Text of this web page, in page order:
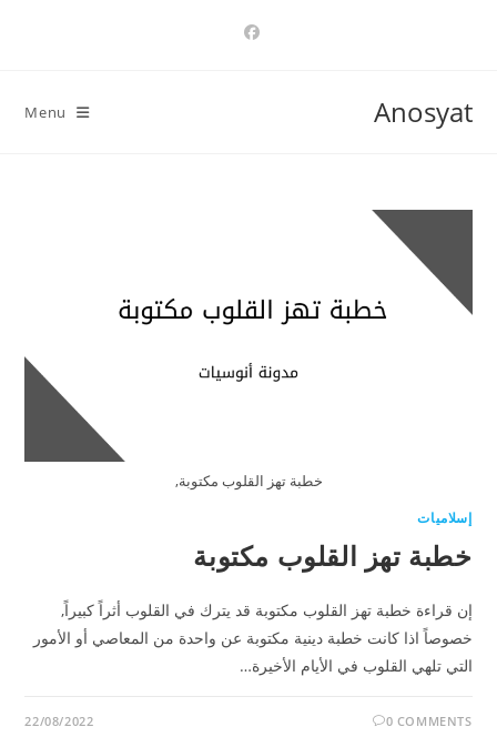
Anosyat
Menu
خطبة تهز القلوب مكتوبة,
إسلاميات
خطبة تهز القلوب مكتوبة
إن قراءة خطبة تهز القلوب مكتوبة قد يترك في القلوب أثراً كبيراً,
خصوصاً اذا كانت خطبة دينية مكتوبة عن واحدة من المعاصي أو الأمور
التي تلهي القلوب في الأيام الأخيرة…
0 COMMENTS
22/08/2022